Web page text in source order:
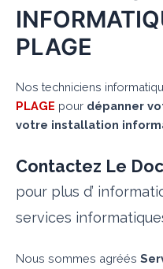
PLAGE
Nos techniciens
PLAGE pour dépanner
votre installation
Contactez Le
pour plus d’
services
Nous sommes agréés